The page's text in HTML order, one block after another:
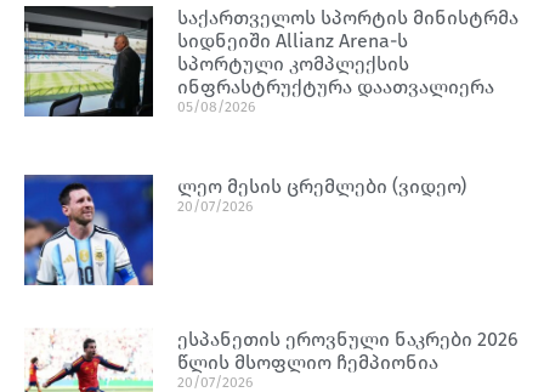
საქართველოს სპორტის მინისტრმა
სიდნეიში Allianz Arena-ს
სპორტული კომპლექსის
ინფრასტრუქტურა დაათვალიერა
05/08/2026
ლეო მესის ცრემლები (ვიდეო)
20/07/2026
ესპანეთის ეროვნული ნაკრები 2026
წლის მსოფლიო ჩემპიონია
20/07/2026